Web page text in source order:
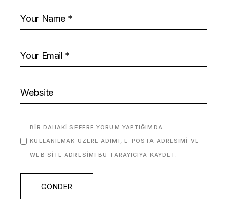
BIR DAHAKI SEFERE YORUM YAPTIĞIMDA
KULLANILMAK ÜZERE ADIMI, E-POSTA ADRESIMI VE
WEB SITE ADRESIMI BU TARAYICIYA KAYDET.
GÖNDER